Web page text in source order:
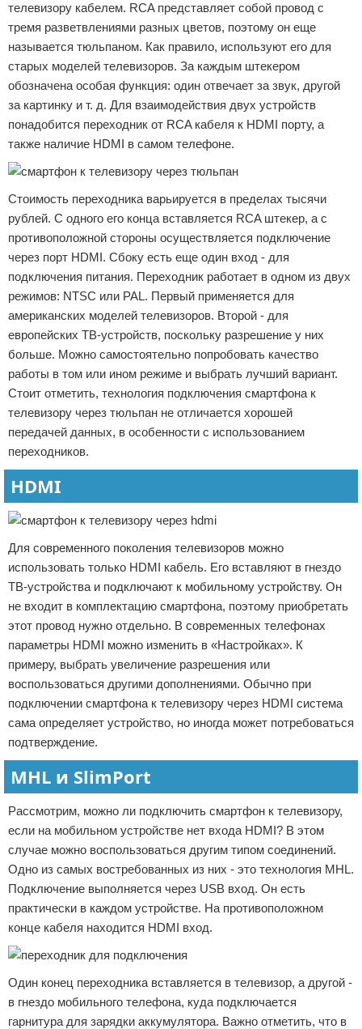
телевизору кабелем. RCA представляет собой провод с
тремя разветвлениями разных цветов, поэтому он еще
называется тюльпаном. Как правило, используют его для
старых моделей телевизоров. За каждым штекером
обозначена особая функция: один отвечает за звук, другой
за картинку и т. д. Для взаимодействия двух устройств
понадобится переходник от RCA кабеля к HDMI порту, а
также наличие HDMI в самом телефоне.
Стоимость переходника варьируется в пределах тысячи
рублей. С одного его конца вставляется RCA штекер, а с
противоположной стороны осуществляется подключение
через порт HDMI. Сбоку есть еще один вход - для
подключения питания. Переходник работает в одном из двух
режимов: NTSC или PAL. Первый применяется для
американских моделей телевизоров. Второй - для
европейских ТВ-устройств, поскольку разрешение у них
больше. Можно самостоятельно попробовать качество
работы в том или ином режиме и выбрать лучший вариант.
Стоит отметить, технология подключения смартфона к
телевизору через тюльпан не отличается хорошей
передачей данных, в особенности с использованием
переходников.
HDMI
Для современного поколения телевизоров можно
использовать только HDMI кабель. Его вставляют в гнездо
ТВ-устройства и подключают к мобильному устройству. Он
не входит в комплектацию смартфона, поэтому приобретать
этот провод нужно отдельно. В современных телефонах
параметры HDMI можно изменить в «Настройках». К
примеру, выбрать увеличение разрешения или
воспользоваться другими дополнениями. Обычно при
подключении смартфона к телевизору через HDMI система
сама определяет устройство, но иногда может потребоваться
подтверждение.
MHL и SlimPort
Рассмотрим, можно ли подключить смартфон к телевизору,
если на мобильном устройстве нет входа HDMI? В этом
случае можно воспользоваться другим типом соединений.
Одно из самых востребованных из них - это технология MHL.
Подключение выполняется через USB вход. Он есть
практически в каждом устройстве. На противоположном
конце кабеля находится HDMI вход.
Один конец переходника вставляется в телевизор, а другой -
в гнездо мобильного телефона, куда подключается
гарнитура для зарядки аккумулятора. Важно отметить, что в